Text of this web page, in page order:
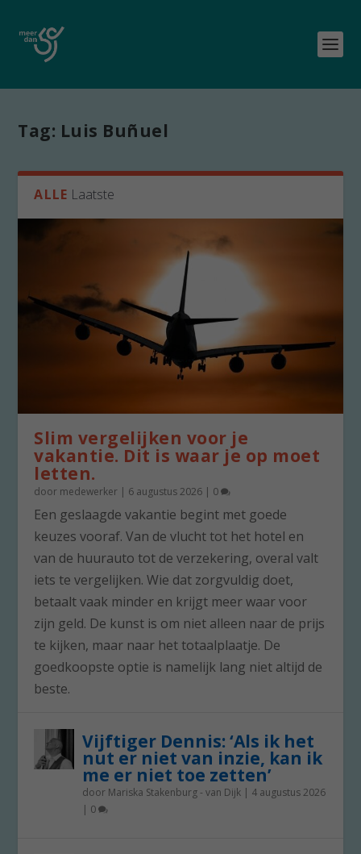
Tag: Luis Buñuel
ALLE Laatste
Slim vergelijken voor je
vakantie. Dit is waar je op moet
letten.
door medewerker | 6 augustus 2026 | 0
Een geslaagde vakantie begint met goede
keuzes vooraf. Van de vlucht tot het hotel en
van de huurauto tot de verzekering, overal valt
iets te vergelijken. Wie dat zorgvuldig doet,
betaalt vaak minder en krijgt meer waar voor
zijn geld. De kunst is om niet alleen naar de prijs
te kijken, maar naar het totaalplaatje. De
goedkoopste optie is namelijk lang niet altijd de
beste.
Vijftiger Dennis: ‘Als ik het
nut er niet van inzie, kan ik
me er niet toe zetten’
door Mariska Stakenburg - van Dijk | 4 augustus 2026
| 0